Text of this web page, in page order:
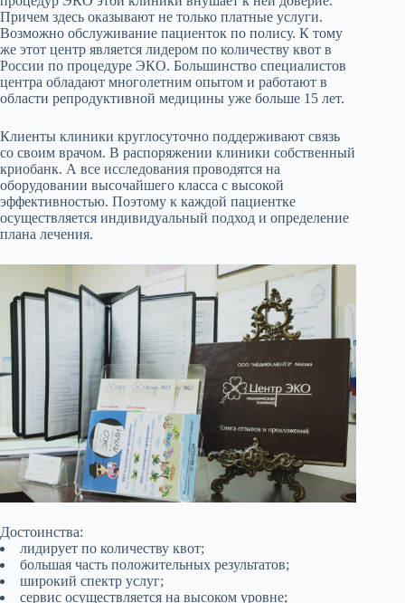
Причем здесь оказывают не только платные услуги.
Возможно обслуживание пациенток по полису. К тому
же этот центр является лидером по количеству квот в
России по процедуре ЭКО. Большинство специалистов
центра обладают многолетним опытом и работают в
области репродуктивной медицины уже больше 15 лет.
Клиенты клиники круглосуточно поддерживают связь
со своим врачом. В распоряжении клиники собственный
криобанк. А все исследования проводятся на
оборудовании высочайшего класса с высокой
эффективностью. Поэтому к каждой пациентке
осуществляется индивидуальный подход и определение
плана лечения.
Достоинства:
лидирует по количеству квот;
большая часть положительных результатов;
широкий спектр услуг;
сервис осуществляется на высоком уровне;